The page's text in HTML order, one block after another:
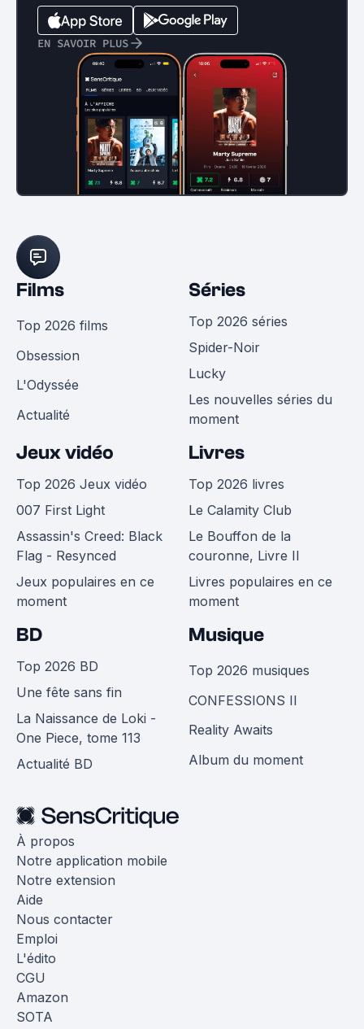
EN SAVOIR PLUS
Films
Top 2026 films
Obsession
L'Odyssée
Actualité
Séries
Top 2026 séries
Spider-Noir
Lucky
Les nouvelles séries du
moment
Jeux vidéo
Top 2026 Jeux vidéo
007 First Light
Assassin's Creed: Black
Flag - Resynced
Jeux populaires en ce
moment
Livres
Top 2026 livres
Le Calamity Club
Le Bouffon de la
couronne, Livre II
Livres populaires en ce
moment
BD
Top 2026 BD
Une fête sans fin
La Naissance de Loki -
One Piece, tome 113
Actualité BD
Musique
Top 2026 musiques
CONFESSIONS II
Reality Awaits
Album du moment
À propos
Notre application mobile
Notre extension
Aide
Nous contacter
Emploi
L'édito
CGU
Amazon
SOTA